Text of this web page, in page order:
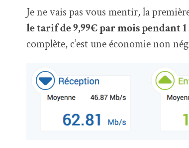
Je ne vais pas vous mentir, la
le tarif de 9,99€ par mois pendant
complète, c’est une économie non